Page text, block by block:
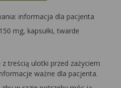
informacja dla pacjenta
mg, kapsułki, twarde
treścią ulotki przed zażyciem
ważne dla pacjenta.